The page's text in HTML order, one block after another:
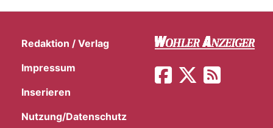
Redaktion / Verlag
Impressum
Inserieren
Nutzung/Datenschutz